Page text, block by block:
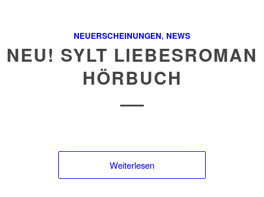
NEUERSCHEINUNGEN, NEWS
NEU! SYLT LIEBESROMAN
HÖRBUCH
Weiterlesen